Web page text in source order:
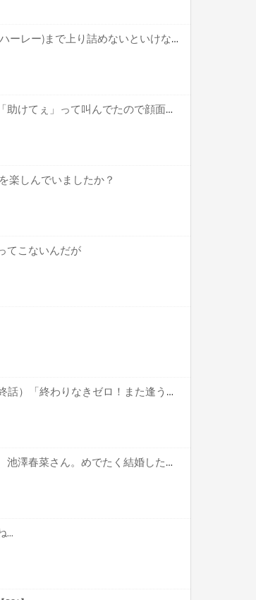
【疑問】バイク乗り特有の最終的に大型(ハーレー)まで上り詰めないといけない風潮←これ
逆立ち中の夫が震えるようなひ弱な声で「助けてぇ」って叫んでたので顔面を見てみた結果ｗｗｗｗｗｗ
楽しんでいましたか？
てこないんだが
ポケットモンスター XY&Z 第47話（最終話）「終わりなきゼロ！また逢う日まで！！」 感想【キャプ画像あり】
【声優】「ウマ娘」のブロワイエ役等の、池澤春菜さん。めでたく結婚したのだが、ざーさんと間違われるって…【ざーさん、結婚してたやろ？？】
...